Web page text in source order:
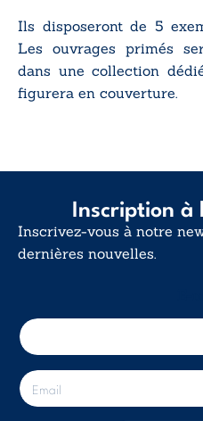
Ils disposeront de 5
Les ouvrages primés
dans une collection
figurera en couverture.
Inscription à
Inscrivez-vous à notre
dernières nouvelles.
E
-
m